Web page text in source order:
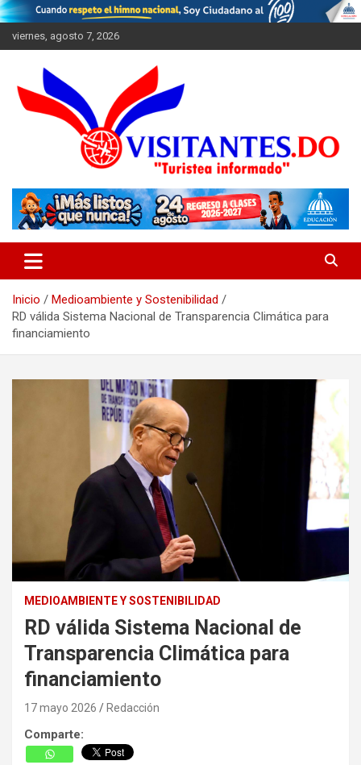
Saltar
al
contenido
viernes, agosto 7, 2026
Visitantes
Inicio
Medioambiente y Sostenibilidad
RD válida Sistema Nacional de Transparencia Climática para
financiamiento
MEDIOAMBIENTE Y SOSTENIBILIDAD
RD válida Sistema Nacional de
Transparencia Climática para
financiamiento
17 mayo 2026 Redacción
Comparte: